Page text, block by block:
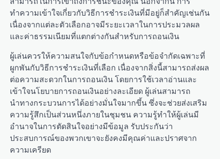
ทำความเข้าใจเกี่ยวกับวิธีการชำระเงินที่มีอยู่ก็สำคัญเช่นกัน
เนื่องจากแต่ละตัวเลือกอาจมีระยะเวลาในการประมวลผล
และค่าธรรมเนียมที่แตกต่างกันสำหรับการถอนเงิน
ผู้เล่นควรให้ความสนใจกับข้อกำหนดหรือข้อจำกัดเฉพาะที่
ผูกพันกับวิธีการชำระเงินที่เลือก เนื่องจากสิ่งนี้สามารถส่งผล
ต่อความสะดวกในการถอนเงิน โดยการใช้เวลาอ่านและ
เข้าใจนโยบายการถอนเงินอย่างละเอียด ผู้เล่นสามารถ
นำทางกระบวนการได้อย่างมั่นใจมากขึ้น ซึ่งจะช่วยส่งเสริม
ความรู้สึกเป็นส่วนหนึ่งภายในชุมชน ความรู้ทำให้ผู้เล่นมี
อำนาจในการตัดสินใจอย่างมีข้อมูล รับประกันว่า
ประสบการณ์ของพวกเขาจะยังคงมีคุณค่าและปราศจาก
ความเครียด